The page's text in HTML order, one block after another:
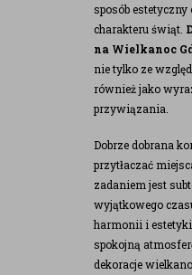
sposób
charakteru świąt.
na Wielkanoc
nie tylko ze
również jako
przywiązania.
Dobrze dobrana
przytłaczać
zadaniem jest
wyjątkowego
harmonii i
spokojną
dekoracje